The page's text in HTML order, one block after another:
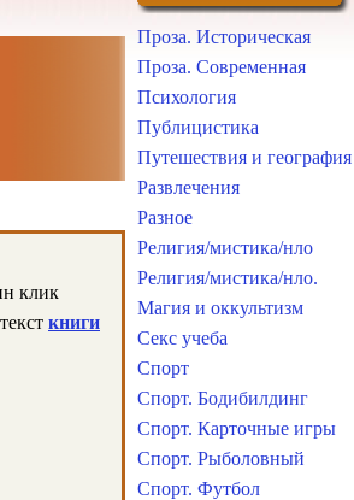
клик
книги
Проза. Историческая
Проза. Современная
Психология
Публицистика
Путешествия и география
Развлечения
Разное
Религия/мистика/нло
Религия/мистика/нло.
Магия и оккультизм
Секс учеба
Спорт
Спорт. Бодибилдинг
Спорт. Карточные игры
Спорт. Рыболовный
Спорт. Футбол